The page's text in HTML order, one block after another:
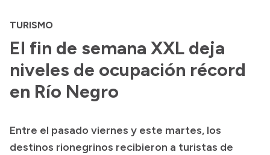
Autoridades y Organismos
Discursos en la Legislatura
Casa de Gobierno
Acerca de Río Negro
Geografía
TURISMO
El fin de semana XXL deja
niveles de ocupación récord
en Río Negro
Entre el pasado viernes y este martes, los
destinos rionegrinos recibieron a turistas de